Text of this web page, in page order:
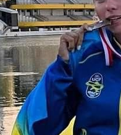
"Поки це
у крани
буде